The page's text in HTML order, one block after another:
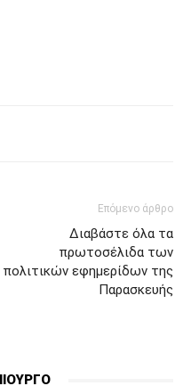
Επόμενο άρθρο
Διαβάστε όλα τα
πρωτοσέλιδα των
πολιτικών εφημερίδων της
Παρασκευής